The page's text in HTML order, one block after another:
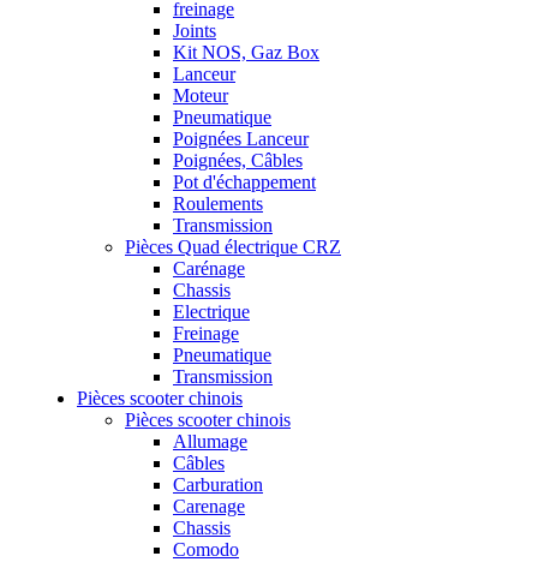
freinage
Joints
Kit NOS, Gaz Box
Lanceur
Moteur
Pneumatique
Poignées Lanceur
Poignées, Câbles
Pot d'échappement
Roulements
Transmission
Pièces Quad électrique CRZ
Carénage
Chassis
Electrique
Freinage
Pneumatique
Transmission
Pièces scooter chinois
Pièces scooter chinois
Allumage
Câbles
Carburation
Carenage
Chassis
Comodo